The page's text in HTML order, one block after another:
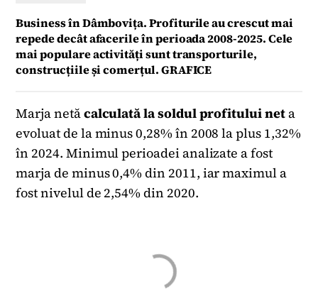
Business în Dâmbovița. Profiturile au crescut mai
repede decât afacerile în perioada 2008-2025. Cele
mai populare activități sunt transporturile,
construcțiile și comerțul. GRAFICE
Marja netăcalculată la soldul profitului neta
evoluat de la minus 0,28% în 2008 la plus 1,32%
în 2024. Minimul perioadei analizate a fost
marja de minus 0,4% din 2011, iar maximul a
fost nivelul de 2,54% din 2020.